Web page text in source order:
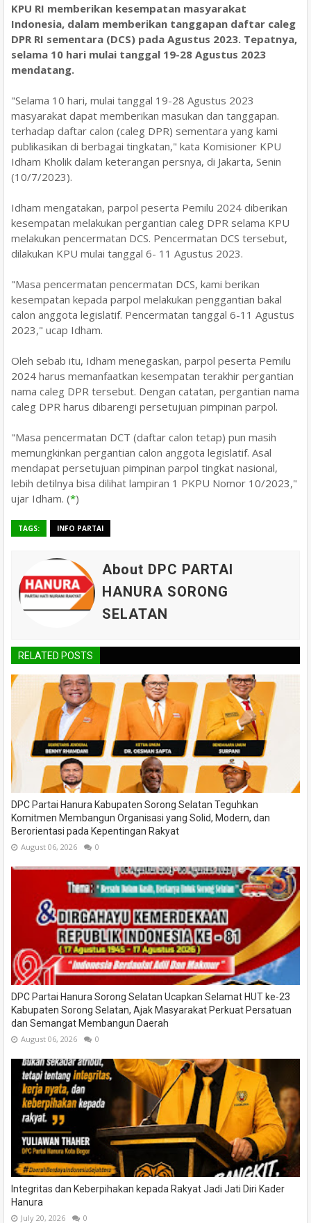
KPU RI memberikan kesempatan masyarakat
Indonesia, dalam memberikan tanggapan daftar caleg
DPR RI sementara (DCS) pada Agustus 2023. Tepatnya,
selama 10 hari mulai tanggal 19-28 Agustus 2023
mendatang.
"Selama 10 hari, mulai tanggal 19-28 Agustus 2023
masyarakat dapat memberikan masukan dan tanggapan.
terhadap daftar calon (caleg DPR) sementara yang kami
publikasikan di berbagai tingkatan," kata Komisioner KPU
Idham Kholik dalam keterangan persnya, di Jakarta, Senin
(10/7/2023).
Idham mengatakan, parpol peserta Pemilu 2024 diberikan
kesempatan melakukan pergantian caleg DPR selama KPU
melakukan pencermatan DCS. Pencermatan DCS tersebut,
dilakukan KPU mulai tanggal 6- 11 Agustus 2023.
"Masa pencermatan pencermatan DCS, kami berikan
kesempatan kepada parpol melakukan penggantian bakal
calon anggota legislatif. Pencermatan tanggal 6-11 Agustus
2023," ucap Idham.
Oleh sebab itu, Idham menegaskan, parpol peserta Pemilu
2024 harus memanfaatkan kesempatan terakhir pergantian
nama caleg DPR tersebut. Dengan catatan, pergantian nama
caleg DPR harus dibarengi persetujuan pimpinan parpol.
"Masa pencermatan DCT (daftar calon tetap) pun masih
memungkinkan pergantian calon anggota legislatif. Asal
mendapat persetujuan pimpinan parpol tingkat nasional,
lebih detilnya bisa dilihat lampiran 1 PKPU Nomor 10/2023,"
ujar Idham. (*)
TAGS: INFO PARTAI
About DPC PARTAI
HANURA SORONG
SELATAN
RELATED POSTS
DPC Partai Hanura Kabupaten Sorong Selatan Teguhkan
Komitmen Membangun Organisasi yang Solid, Modern, dan
Berorientasi pada Kepentingan Rakyat
August 06, 2026 0
DPC Partai Hanura Sorong Selatan Ucapkan Selamat HUT ke-23
Kabupaten Sorong Selatan, Ajak Masyarakat Perkuat Persatuan
dan Semangat Membangun Daerah
August 06, 2026 0
Integritas dan Keberpihakan kepada Rakyat Jadi Jati Diri Kader
Hanura
July 20, 2026 0